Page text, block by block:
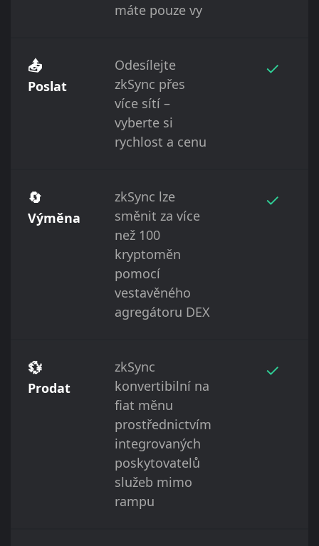
máte pouze vy
📤
Poslat
Odesílejte
zkSync přes
více sítí –
vyberte si
rychlost a cenu
✓
🔄
Výměna
zkSync lze
směnit za více
než 100
kryptoměn
pomocí
vestavěného
agregátoru DEX
✓
💱
Prodat
zkSync
konvertibilní na
fiat měnu
prostřednictvím
integrovaných
poskytovatelů
služeb mimo
rampu
✓